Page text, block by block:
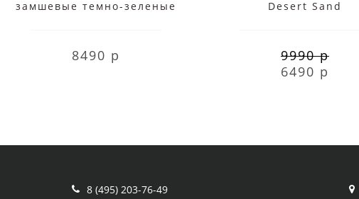
замшевые темно-зеленые
8490 р
Desert Sand
9990 р
6490 р
8 (495) 203-76-49